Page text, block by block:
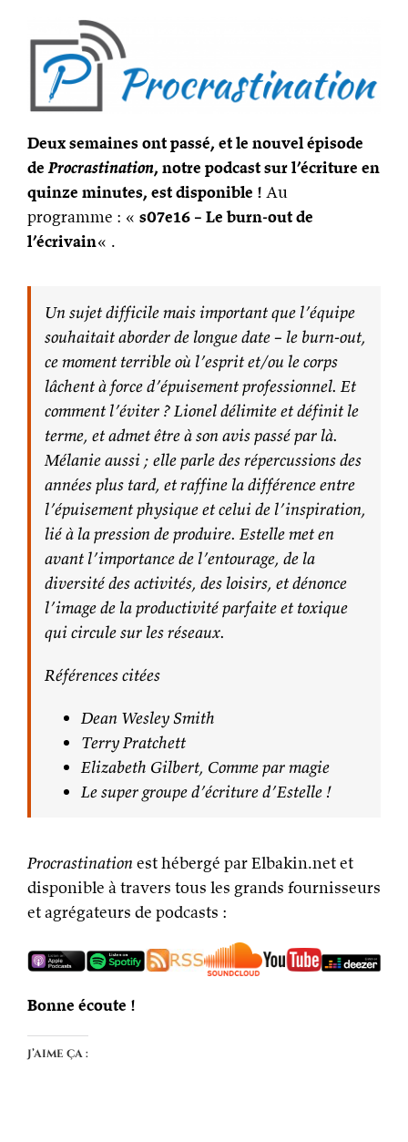
burn-
out
Deux semaines ont passé, et le nouvel épisode
deProcrastination, notre podcast sur l’écriture en
quinze minutes, est disponible ! Au
programme : « s07e16 – Le burn-out de
l’écrivain« .
Un sujet difficile mais important que l’équipe
souhaitait aborder de longue date – le burn-out,
ce moment terrible où l’esprit et/ou le corps
lâchent à force d’épuisement professionnel. Et
comment l’éviter ? Lionel délimite et définit le
terme, et admet être à son avis passé par là.
Mélanie aussi ; elle parle des répercussions des
années plus tard, et raffine la différence entre
l’épuisement physique et celui de l’inspiration,
lié à la pression de produire. Estelle met en
avant l’importance de l’entourage, de la
diversité des activités, des loisirs, et dénonce
l’image de la productivité parfaite et toxique
qui circule sur les réseaux.
Références citées
Dean Wesley Smith
Terry Pratchett
Elizabeth Gilbert, Comme par magie
Le super groupe d’écriture d’Estelle !
Procrastinationest hébergé par Elbakin.net et
disponible à travers tous les grands fournisseurs
et agrégateurs de podcasts :
Bonne écoute !
J’aime ça :